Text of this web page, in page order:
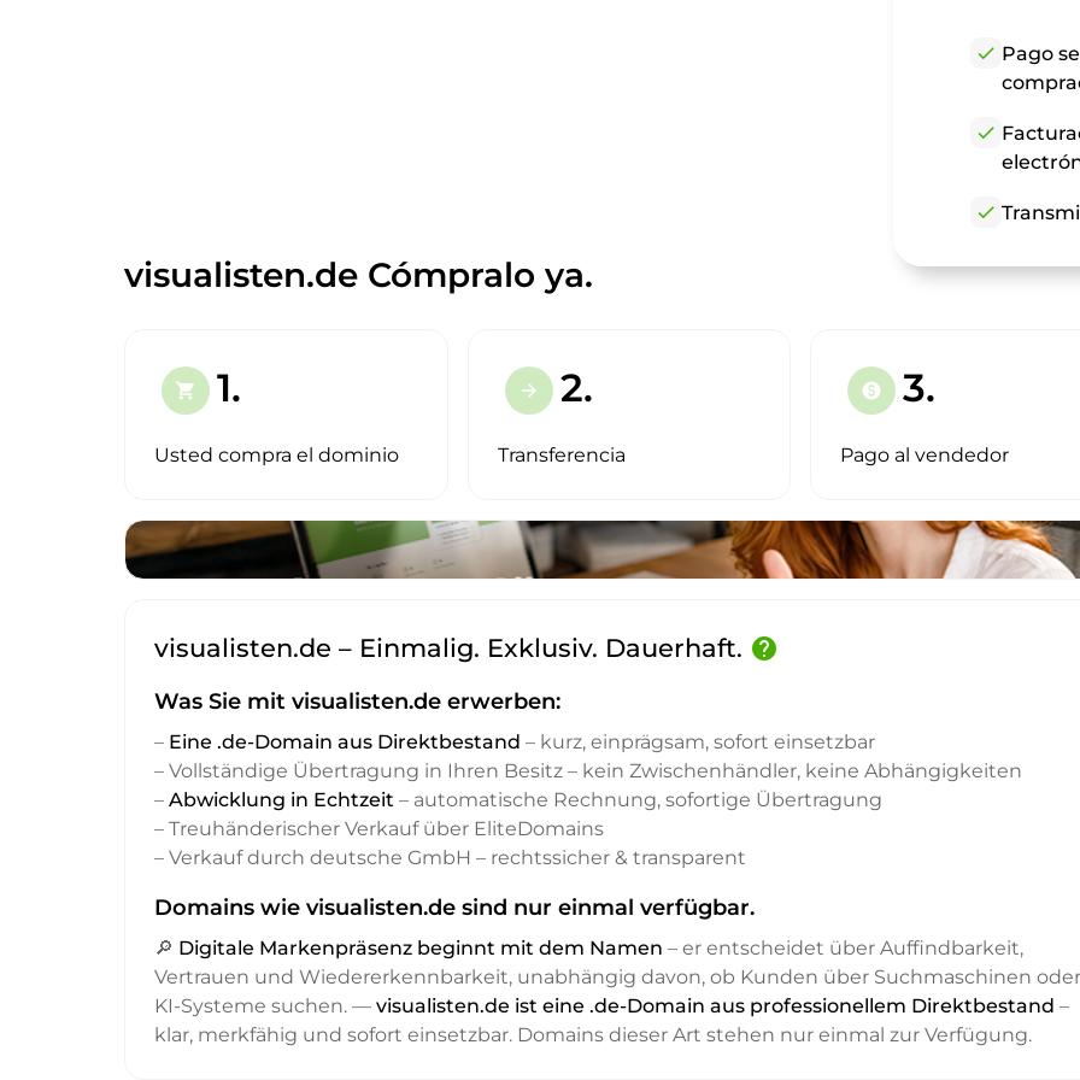
check Pago
check
check
visualisten.de Cómpralo ya.
shopping_cart 1.
Usted compra el dominio
arrow_forward 2.
Transferencia
paid 3.
Pago al vendedor
visualisten.de – Einmalig. Exklusiv. Dauerhaft. help
Was Sie mit visualisten.de erwerben:
– Eine .de-Domain aus Direktbestand – kurz, einprägsam, sofort einsetzbar
– Vollständige Übertragung in Ihren Besitz – kein Zwischenhändler, keine Abhängigkeiten
– Abwicklung in Echtzeit – automatische Rechnung, sofortige Übertragung
– Treuhänderischer Verkauf über EliteDomains
– Verkauf durch deutsche GmbH – rechtssicher & transparent
Domains wie visualisten.de sind nur einmal verfügbar.
🔎 Digitale Markenpräsenz beginnt mit dem Namen – er entscheidet über Auffindbarkeit,
Vertrauen und Wiedererkennbarkeit, unabhängig davon, ob Kunden über Suchmaschinen oder
KI-Systeme suchen. — visualisten.de ist eine .de-Domain aus professionellem Direktbestand –
klar, merkfähig und sofort einsetzbar. Domains dieser Art stehen nur einmal zur Verfügung.